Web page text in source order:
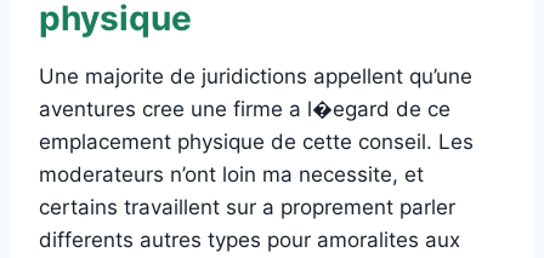
physique
Une majorite de juridictions appellent qu’une
aventures cree une firme a l�egard de ce
emplacement physique de cette conseil. Les
moderateurs n’ont loin ma necessite, et
certains travaillent sur a proprement parler
differents autres types pour amoralites aux